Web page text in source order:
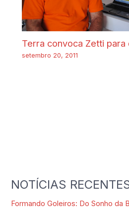
Terra convoca Zetti para
setembro 20, 2011
NOTÍCIAS
Formando Goleiros: Do Sonho da